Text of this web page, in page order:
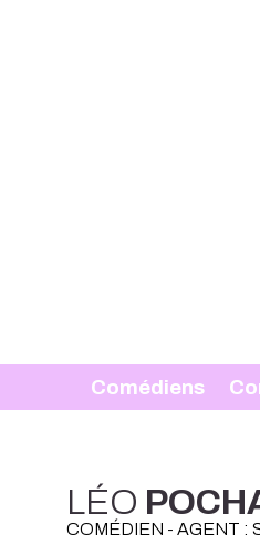
Comédiens
LÉO
COMÉDIEN - AGENT :